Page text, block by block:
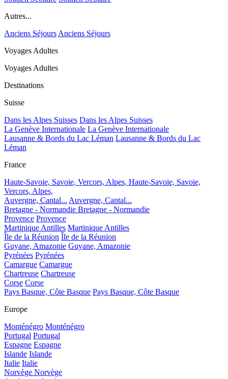
Autres...
Anciens Séjours Anciens Séjours
Voyages Adultes
Voyages Adultes
Destinations
Suisse
Dans les Alpes Suisses Dans les Alpes Suisses
La Genève Internationale La Genève Internationale
Lausanne & Bords du Lac Léman Lausanne & Bords du Lac
Léman
France
Haute-Savoie, Savoie, Vercors, Alpes, Haute-Savoie, Savoie,
Vercors, Alpes,
Auvergne, Cantal... Auvergne, Cantal...
Bretagne - Normandie Bretagne - Normandie
Provence Provence
Martinique Antilles Martinique Antilles
Île de la Réunion Île de la Réunion
Guyane, Amazonie Guyane, Amazonie
Pyrénées Pyrénées
Camargue Camargue
Chartreuse Chartreuse
Corse Corse
Pays Basque, Côte Basque Pays Basque, Côte Basque
Europe
Monténégro Monténégro
Portugal Portugal
Espagne Espagne
Islande Islande
Italie Italie
Norvège Norvège